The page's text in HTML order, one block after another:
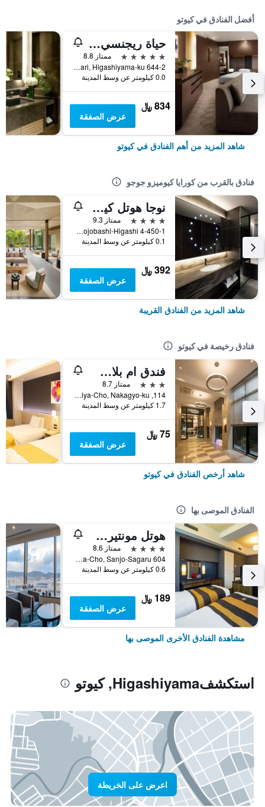
أفضل الفنادق في كيوتو
حياة ريجنسي كيوتو
5 نجوم
ممتاز 8.8
644-2 Sanjusangendo-Mawari, Higashiyama-ku, كيوتو, اليابان
0.0 كيلومتر عن وسط المدينة
834 ﷼
عرض الصفقة
شاهد المزيد من أهم الفنادق في كيوتو
فنادق بالقرب من كورايا كيوميزو جوجو
نوجا هوتل كيوميزو كيوتو
4 نجوم
ممتاز 9.3
4-450-1 Gojobashi-Higashi, كيوتو, اليابان
0.1 كيلومتر عن وسط المدينة
392 ﷼
عرض الصفقة
شاهد المزيد من الفنادق القريبة
فنادق رخيصة في كيوتو
فندق ام بلاس شيجاو أوميا
3 نجوم
ممتاز 8.7
114, Nishikiomiya-Cho, Nakagyo-ku, كيوتو, اليابان
1.7 كيلومتر عن وسط المدينة
75 ﷼
عرض الصفقة
شاهد أرخص الفنادق في كيوتو
الفنادق الموصى بها
هوتل مونتيري كيوتو
4 نجوم
ممتاز 8.6
604 Manjuya-Cho, Sanjo-Sagaru, كيوتو, اليابان
0.6 كيلومتر عن وسط المدينة
189 ﷼
عرض الصفقة
مشاهدة الفنادق الأخرى الموصى بها
استكشفHigashiyama, كيوتو
اعرض على الخريطة